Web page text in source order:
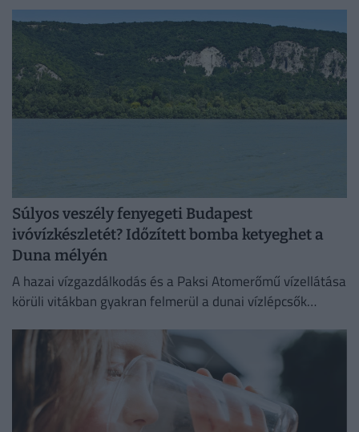
fellélegezhetünk.
Súlyos veszély fenyegeti Budapest
ivóvízkészletét? Időzített bomba ketyeghet a
Duna mélyén
A hazai vízgazdálkodás és a Paksi Atomerőmű vízellátása
körüli vitákban gyakran felmerül a dunai vízlépcsők
évszázados,...